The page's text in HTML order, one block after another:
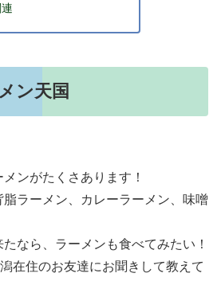
ン天国
ンがたくさあります！
ラーメン、カレーラーメン、味噌
なら、ラーメンも食べてみたい！
在住のお友達にお聞きして教えて